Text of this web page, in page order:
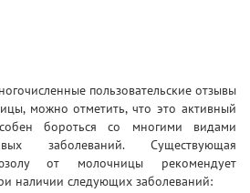
пользовательские отзывы
можно отметить, что это активный
бороться со многими видами
заболеваний. Существующая
от молочницы рекомендует
наличии следующих заболеваний: